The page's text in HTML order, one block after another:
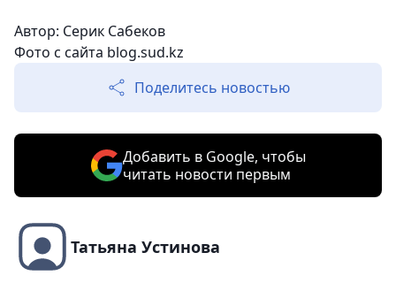
Автор: Серик Сабеков
Фото с сайта blog.sud.kz
Поделитесь новостью
Добавить в Google, чтобы
читать новости первым
Татьяна Устинова